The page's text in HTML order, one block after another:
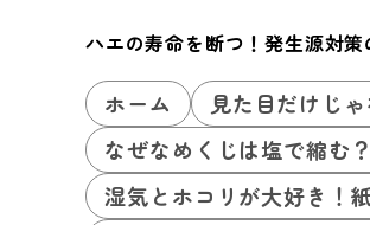
ハエの寿命を断つ！発生源対
ホーム 見た目だけじ
なぜなめくじは塩で縮む
湿気とホコリが大好き！